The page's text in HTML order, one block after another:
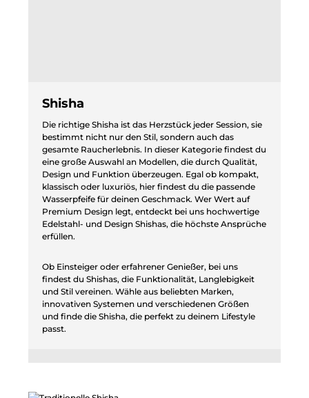
Shisha
Die richtige Shisha ist das Herzstück jeder Session, sie
bestimmt nicht nur den Stil, sondern auch das
gesamte Raucherlebnis. In dieser Kategorie findest du
eine große Auswahl an Modellen, die durch Qualität,
Design und Funktion überzeugen. Egal ob kompakt,
klassisch oder luxuriös, hier findest du die passende
Wasserpfeife für deinen Geschmack. Wer Wert auf
Premium Design legt, entdeckt bei uns hochwertige
Edelstahl- und Design Shishas, die höchste Ansprüche
erfüllen.
Ob Einsteiger oder erfahrener Genießer, bei uns
findest du Shishas, die Funktionalität, Langlebigkeit
und Stil vereinen. Wähle aus beliebten Marken,
innovativen Systemen und verschiedenen Größen
und finde die Shisha, die perfekt zu deinem Lifestyle
passt.